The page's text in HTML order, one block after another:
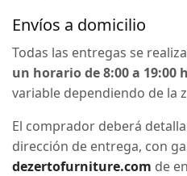
Envíos a domicilio
Todas las entregas se
un horario de 8:00 a 19:00
variable dependiendo de la
El comprador deberá
dirección de entrega, con
dezertofurniture.com de